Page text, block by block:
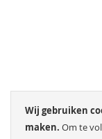
Wij gebruiken
maken. Om te